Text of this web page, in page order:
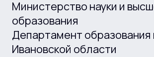
Министерство науки и
образования
Департамент образования
Ивановской области